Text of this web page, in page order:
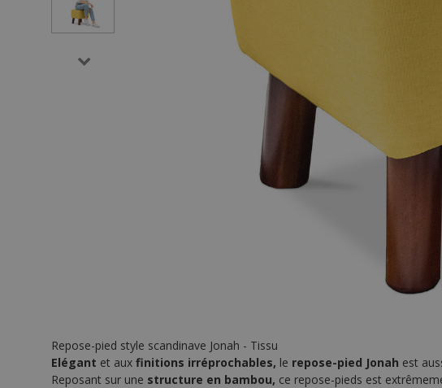
Repose-pied style scandinave Jonah - Tissu
Elégant et aux finitions irréprochables, le repose-pied Jonah est
Reposant sur une structure en bambou, ce repose-pieds est